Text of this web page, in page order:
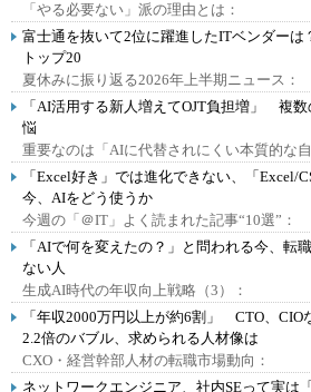
「やる必要ない」派の理由とは：
富士通を抜いて2位に躍進したITベンダー
トップ20
夏休みに振り返る2026年上半期ニュース：
「AI活用する新人増えてOJT負担増」 複
悩
重要なのは「AIに代替されにくい本質的な自
「Excel好き」では進化できない、「Excel/
今、AIをどう使うか
今週の「＠IT」よく読まれた記事“10選”：
「AIで何を変えたの？」と問われる今、転
ない人
生成AI時代の年収向上戦略（3）：
「年収2000万円以上が約6割」 CTO、CIO
2.2倍のバブル、求められる人材像は
CXO・経営幹部人材の転職市場動向：
ネットワークエンジニア、社内SEって実